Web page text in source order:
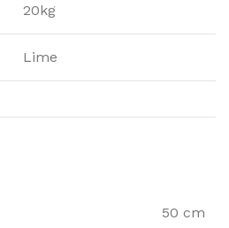
20kg
Lime
50 cm